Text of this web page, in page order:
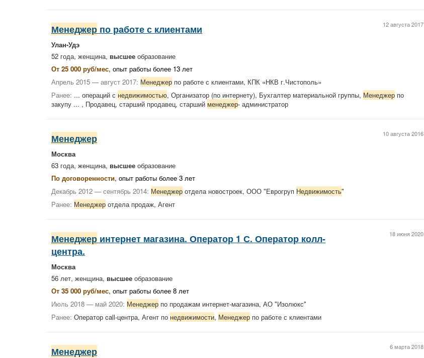
12 августа 2017
Менеджер по работе с клиентами
Улан-Удэ
52 года, женщина, высшее образование
От 25 000 руб/мес, опыт работы более 13 лет
Апрель 2015 — август 2017: Менеджер по работе с клиентами, КПК «НКВ г.Чистополь»
Ранее: ... операций с недвижимостью, Организатор (по интернету), Бухгалтер материальной группы, Менеджер по
закупу ... , Продавец, старший продавец, старший менеджер- администратор
10 августа 2016
Менеджер
Москва
63 года, женщина, высшее образование
По договоренности, опыт работы более 3 лет
Декабрь 2012 — сентябрь 2014: Менеджер отдела новостроек, ООО "Еврогруп Недвижимость"
Ранее: Менеджер отдела продаж, Агент
18 июня 2020
Менеджер интернет магазина. Оператор 1 С. Оператор колл-
центра.
Москва
56 лет, женщина, высшее образование
От 35 000 руб/мес, опыт работы более 8 лет
Июль 2018 — май 2020: Менеджер по продажам интернет-магазина, АО "Изолюкс"
Ранее: Оператор call-центра, Агент по недвижимости, Менеджер по работе с клиентами
6 марта 2018
Менеджер